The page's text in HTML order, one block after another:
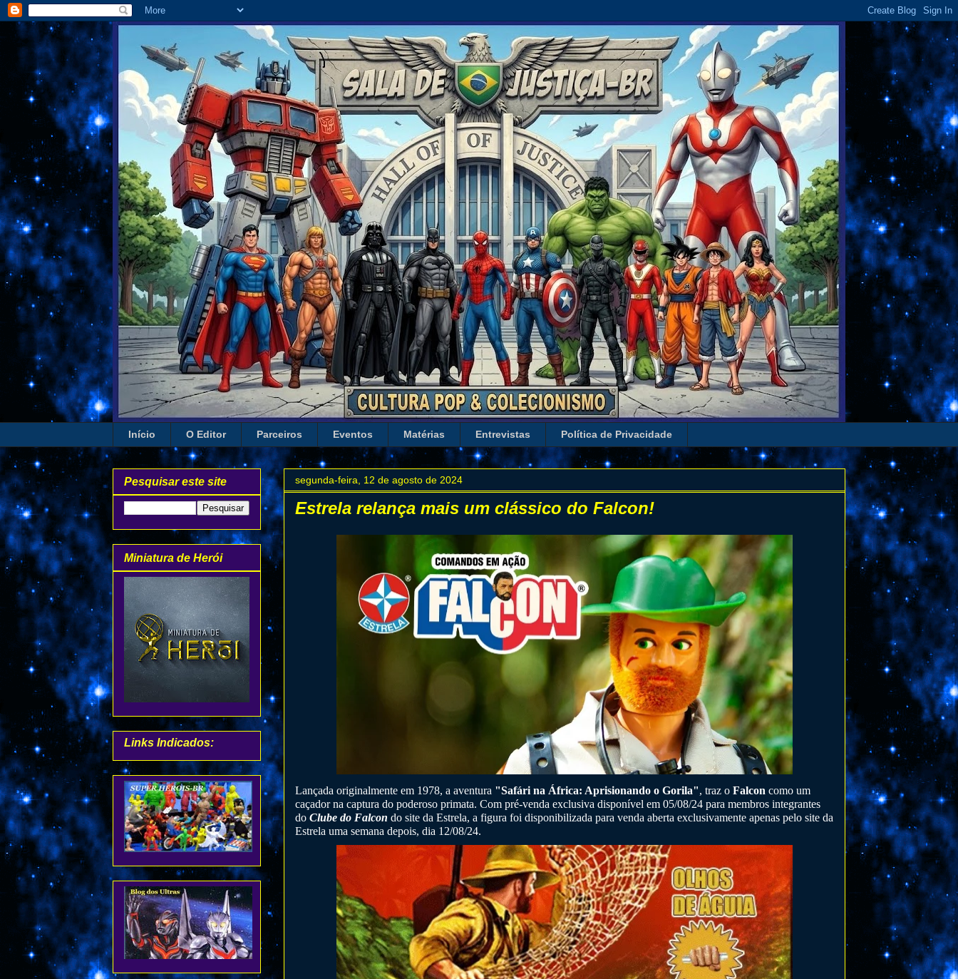
Início O Editor Parceiros Eventos Matérias Entrevistas Política de Privacidade
segunda-feira, 12 de agosto de 2024
Estrela relança mais um clássico do Falcon!
Lançada originalmente em 1978, a aventura "Safári na África: Aprisionando o Gorila", traz o Falcon como um
caçador na captura do poderoso primata. Com pré-venda exclusiva disponível em 05/08/24 para membros integrantes
do Clube do Falcon do site da Estrela, a figura foi disponibilizada para venda aberta exclusivamente apenas pelo site da
Estrela uma semana depois, dia 12/08/24.
Pesquisar este site
Miniatura de Herói
Links Indicados: